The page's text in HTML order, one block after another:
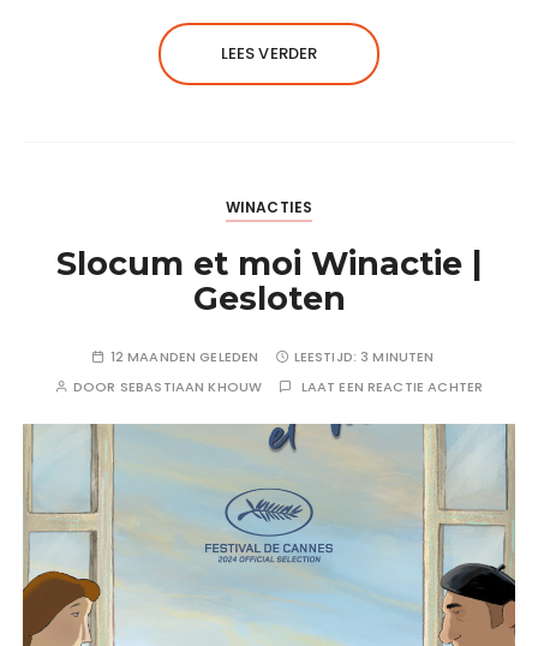
LEES VERDER
WINACTIES
Slocum et moi Winactie |
Gesloten
12 MAANDEN GELEDEN LEESTIJD: 3 MINUTEN
DOOR SEBASTIAAN KHOUW LAAT EEN REACTIE ACHTER